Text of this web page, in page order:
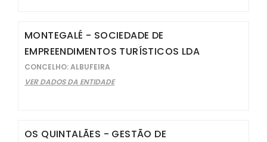
MONTEGALÉ - SOCIEDADE DE
EMPREENDIMENTOS TURÍSTICOS LDA
CONCELHO: ALBUFEIRA
VER DADOS DA ENTIDADE
OS QUINTALÃES - GESTÃO DE